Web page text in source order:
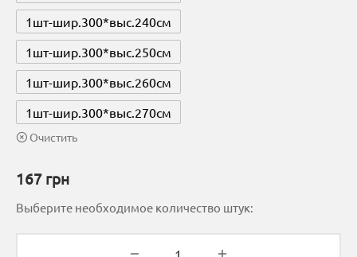
1шт-шир.300*выс.240cм
1шт-шир.300*выс.250cм
1шт-шир.300*выс.260cм
1шт-шир.300*выс.270cм
Очистить
167 грн
Выберите необходимое количество штук: